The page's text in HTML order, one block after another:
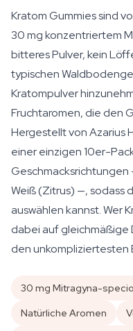
Kratom Gummies sind
30 mg konzentriertem
bitteres Pulver, kein
typischen
Kratompulver
Fruchtaromen, die den
Hergestellt von Azarius
einer einzigen 10er-
Weiß (Zitrus) —, sodass
auswählen kannst. Wer
dabei auf gleichmäßige
den unkompliziertesten
30 mg Mitragyna-
Natürliche Aromen